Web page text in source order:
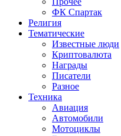
ФК Спартак
Религия
Тематические
Известные люди
Криптовалюта
Награды
Писатели
Разное
Техника
Авиация
Автомобили
Мотоциклы